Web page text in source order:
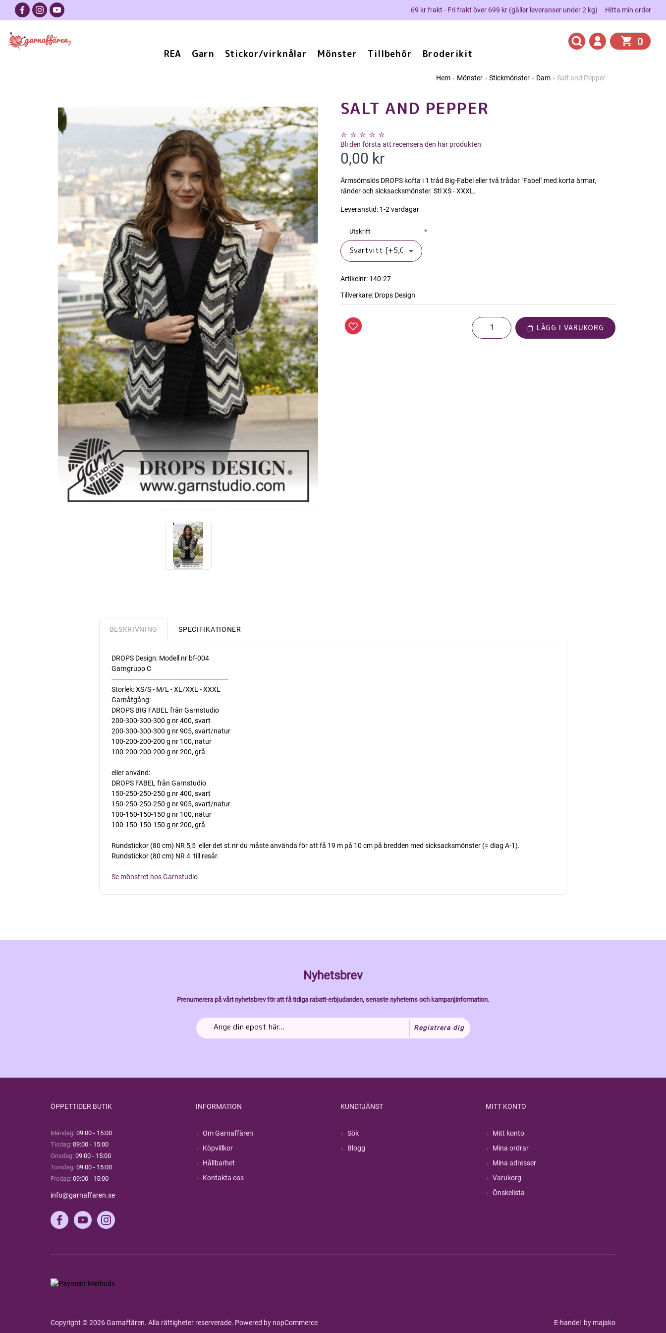
69 kr frakt - Fri frakt över 699 kr (gäller leveranser under 2 kg) Hitta min order
REA Garn Stickor/virknålar Mönster Tillbehör Broderikit
0
Hem Mönster Stickmönster Dam Salt and Pepper
SALT AND PEPPER
Bli den första att recensera den här produkten
0,00 kr
Ärmsömslös DROPS kofta i 1 tråd Big-Fabel eller två trådar "Fabel" med korta ärmar,
ränder och sicksacksmönster. Stl XS - XXXL.
Leveranstid: 1-2 vardagar
Utskrift *
Artikelnr: 140-27
Tillverkare: Drops Design
LÄGG I VARUKORG
BESKRIVNING SPECIFIKATIONER
DROPS Design: Modell nr bf-004
Garngrupp C
-----------------------------------------------------------
Storlek: XS/S - M/L - XL/XXL - XXXL
Garnåtgång:
DROPS BIG FABEL från Garnstudio
200-300-300-300 g nr 400, svart
200-300-300-300 g nr 905, svart/natur
100-200-200-200 g nr 100, natur
100-200-200-200 g nr 200, grå
eller använd:
DROPS FABEL från Garnstudio
150-250-250-250 g nr 400, svart
150-250-250-250 g nr 905, svart/natur
100-150-150-150 g nr 100, natur
100-150-150-150 g nr 200, grå
Rundstickor (80 cm) NR 5,5  eller det st.nr du måste använda för att få 19 m på 10 cm på bredden med sicksacksmönster (= diag A-1).
Rundstickor (80 cm) NR 4  till resår.
Se mönstret hos Garnstudio
Nyhetsbrev
Prenumerera på vårt nyhetsbrev för att få tidiga rabatt-erbjudanden, senaste nyheterns och kampanjinformation.
Registrera dig
ÖPPETTIDER BUTIK
Måndag: 09:00 - 15:00
Tisdag: 09:00 - 15:00
Onsdag: 09:00 - 15:00
Torsdag: 09:00 - 15:00
Fredag: 09:00 - 15:00
info@garnaffaren.se
INFORMATION
Om Garnaffären
Köpvillkor
Hållbarhet
Kontakta oss
KUNDTJÄNST
Sök
Blogg
MITT KONTO
Mitt konto
Mina ordrar
Mina adresser
Varukorg
Önskelista
Copyright © 2026 Garnaffären. Alla rättigheter reserverade. Powered by nopCommerce E-handel by majako